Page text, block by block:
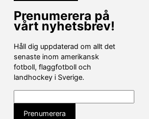
Prenumerera på
vårt nyhetsbrev!
Håll dig uppdaterad om allt det
senaste inom amerikansk
fotboll, flaggfotboll och
landhockey i Sverige.